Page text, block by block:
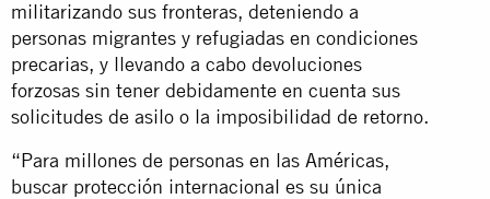
militarizando sus fronteras, deteniendo a
personas migrantes y refugiadas en condiciones
precarias, y llevando a cabo devoluciones
forzosas sin tener debidamente en cuenta sus
solicitudes de asilo o la imposibilidad de retorno.
“Para millones de personas en las Américas,
buscar protección internacional es su única